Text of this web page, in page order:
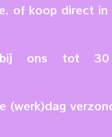
of koop direct in
bij ons tot
(werk)dag